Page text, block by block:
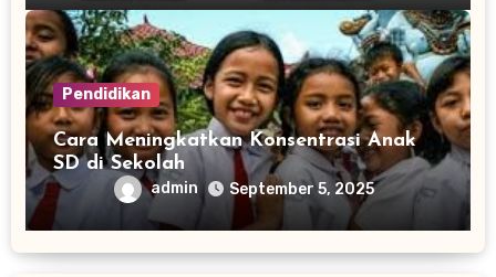
Pendidikan
Cara Meningkatkan Konsentrasi Anak
SD di Sekolah
admin September 5, 2025